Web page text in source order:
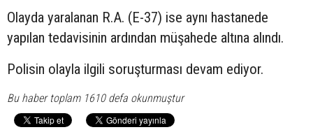
Olayda yaralanan R.A. (E-37) ise aynı hastanede
yapılan tedavisinin ardından müşahede altına alındı.
Polisin olayla ilgili soruşturması devam ediyor.
Bu haber toplam 1610 defa okunmuştur